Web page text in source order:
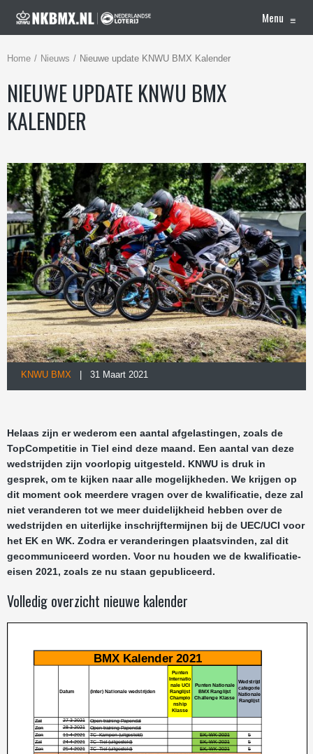
Menu ≡
Home Nieuws Nieuwe update KNWU BMX Kalender
NIEUWE UPDATE KNWU BMX
KALENDER
KNWU BMX | 31 Maart 2021
Helaas zijn er wederom een aantal afgelastingen, zoals de
TopCompetitie in Tiel eind deze maand. Een aantal van deze
wedstrijden zijn voorlopig uitgesteld. KNWU is druk in
gesprek, om te kijken naar alle mogelijkheden. We krijgen op
dit moment ook meerdere vragen over de kwalificatie, deze zal
niet veranderen tot we meer duidelijkheid hebben over de
wedstrijden en uiterlijke inschrijftermijnen bij de UEC/UCI voor
het EK en WK. Zodra er veranderingen plaatsvinden, zal dit
gecommuniceerd worden. Voor nu houden we de kwalificatie-
eisen 2021, zoals ze nu staan gepubliceerd.
Volledig overzicht nieuwe kalender